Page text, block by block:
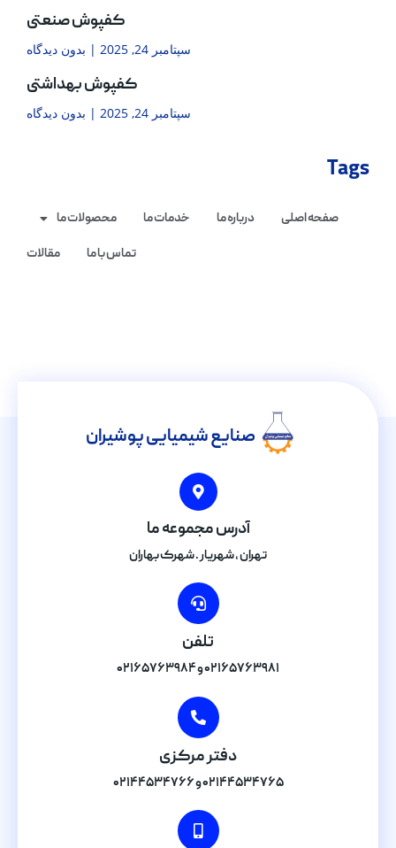
کفپوش صنعتی
سپتامبر 24, 2025 بدون دیدگاه
کفپوش بهداشتی
سپتامبر 24, 2025 بدون دیدگاه
Tags
صفحه اصلی درباره ما خدمات ما
محصولات ما
تماس با ما
مقالات
صنایع شیمیایی پوشیران
آدرس مجموعه ما
تهران , شهریار . شهرک بهاران
تلفن
۰۲۱۶۵۷۶۳۹۸۱ و ۰۲۱۶۵۷۶۳۹۸۴
دفتر مرکزی
۰۲۱۴۴۵۳۴۷۶۵ و ۰۲۱۴۴۵۳۴۷۶۶